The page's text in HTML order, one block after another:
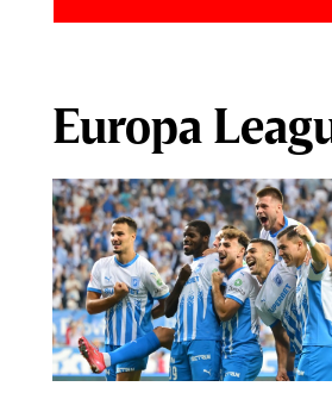
E gata! FCSB a transferat un
jucător campion şi câştigător de
Europa